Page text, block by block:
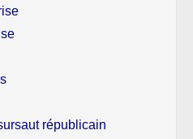
républicain